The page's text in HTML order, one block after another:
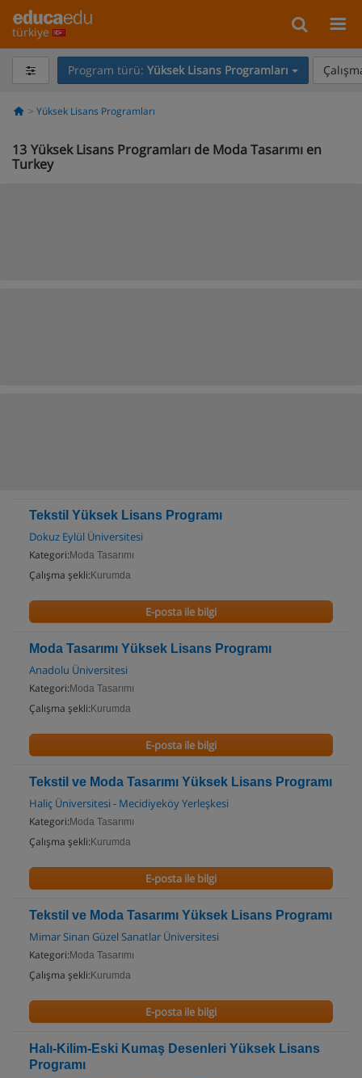
türkiye
Program türü: Yüksek Lisans Programları
Yüksek Lisans Programları
13 Yüksek Lisans Programları de Moda Tasarımı en
Turkey
Tekstil Yüksek Lisans Programı
Dokuz Eylül Üniversitesi
Kategori: Moda Tasarımı
Çalışma şekli: Kurumda
E-posta ile bilgi
Moda Tasarımı Yüksek Lisans Programı
Anadolu Üniversitesi
Kategori: Moda Tasarımı
Çalışma şekli: Kurumda
E-posta ile bilgi
Tekstil ve Moda Tasarımı Yüksek Lisans Programı
Haliç Üniversitesi - Mecidiyeköy Yerleşkesi
Kategori: Moda Tasarımı
Çalışma şekli: Kurumda
E-posta ile bilgi
Tekstil ve Moda Tasarımı Yüksek Lisans Programı
Mimar Sinan Güzel Sanatlar Üniversitesi
Kategori: Moda Tasarımı
Çalışma şekli: Kurumda
E-posta ile bilgi
Halı-Kilim-Eski Kumaş Desenleri Yüksek Lisans
Programı